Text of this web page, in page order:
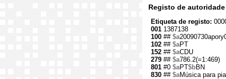
Registo de autoridade
Etiqueta de registo:
001 1387138
100 ## $a
102 ## $aPT
152 ## $aCDU
279 ## $a786.2(=1:469)
801 #0 $aPT$bBN
830 ## $aMúsica para